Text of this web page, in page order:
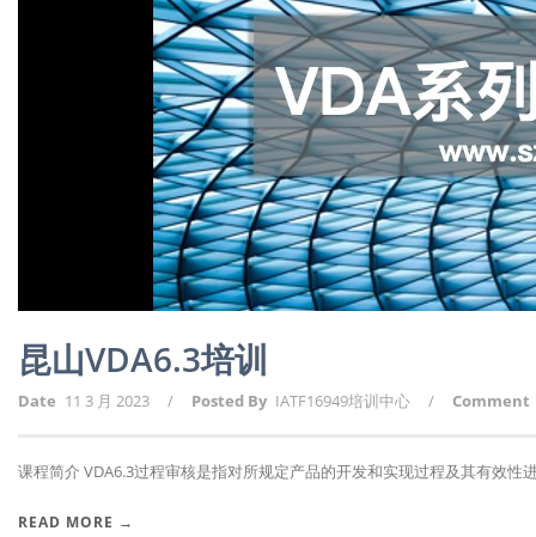
昆山VDA6.3培训
Date 11 3 月 2023 / Posted By IATF16949培训中心 / Comment
课程简介 VDA6.3过程审核是指对所规定产品的开发和实现过程及其有效性
READ MORE →